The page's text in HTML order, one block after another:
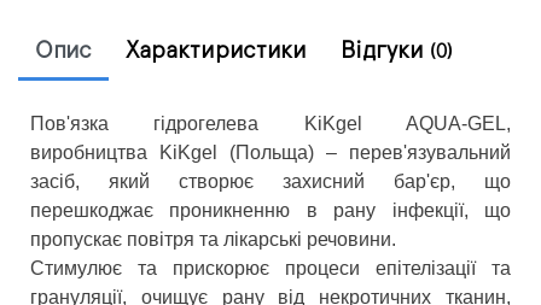
Опис Характиристики Відгуки (0)
Пов'язка гідрогелева KiKgel AQUA-GEL,
виробництва KiKgel (Польща) – перев'язувальний
засіб, який створює захисний бар'єр, що
перешкоджає проникненню в рану інфекції, що
пропускає повітря та лікарські речовини.
Стимулює та прискорює процеси епітелізації та
грануляції, очищує рану від некротичних тканин,